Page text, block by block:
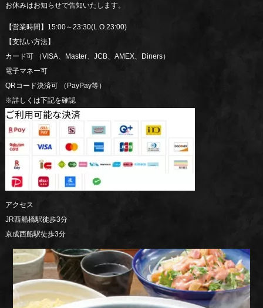
お休みはお知らせで告知いたします。
【営業時間】15:00～23:30(L.O.23:00)
【支払い方法】
カード可 （VISA、Master、JCB、AMEX、Diners）
電子マネー可
QRコード決済可 （PayPay等）
※詳しくは下記を確認
アクセス
JR西船橋駅徒歩3分
京成西船駅徒歩3分